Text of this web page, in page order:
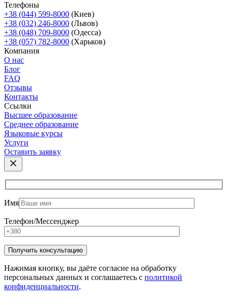
Телефоны
+38 (044) 599-8000 (Киев)
+38 (032) 246-8000 (Львов)
+38 (048) 709-8000 (Одесcа)
+38 (057) 782-8000 (Харьков)
Компания
О нас
Блог
FAQ
Отзывы
Контакты
Ссылки
Высшее образование
Среднее образование
Языковые курсы
Услуги
Оставить заявку
Имя
Телефон/Мессенджер
Нажимая кнопку, вы даёте согласие на обработку
персональных данных и соглашаетесь с политикой
конфиденциальности.